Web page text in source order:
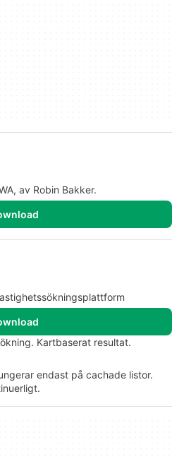
av Robin Bakker.
Kartbaserat resultat.
endast på cachade listor.